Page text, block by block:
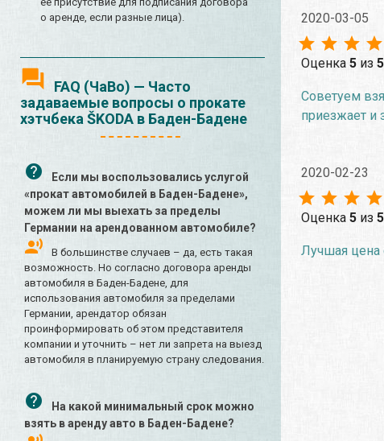
о аренде, если разные лица).
FAQ (ЧаВо) — Часто
задаваемые вопросы о прокате
хэтчбека ŠKODA в Баден-Бадене
Если мы воспользовались услугой
«прокат автомобилей в Баден-Бадене»,
можем ли мы выехать за пределы
Германии на арендованном автомобиле?
В большинстве случаев – да, есть такая
возможность. Но согласно договора аренды
автомобиля в Баден-Бадене, для
использования автомобиля за пределами
Германии, арендатор обязан
проинформировать об этом представителя
компании и уточнить – нет ли запрета на выезд
автомобиля в планируемую страну следования.
На какой минимальный срок можно
взять в аренду авто в Баден-Бадене?
2020-03-05
Оценка 5из 5
Советуем
приезжает и
2020-02-23
Оценка 5из 5
Лучшая цена